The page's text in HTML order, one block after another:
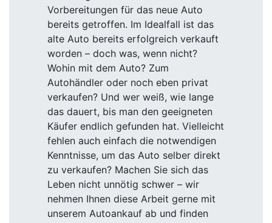
Vorbereitungen für das neue Auto
bereits getroffen. Im Idealfall ist das
alte Auto bereits erfolgreich verkauft
worden – doch was, wenn nicht?
Wohin mit dem Auto? Zum
Autohändler oder noch eben privat
verkaufen? Und wer weiß, wie lange
das dauert, bis man den geeigneten
Käufer endlich gefunden hat. Vielleicht
fehlen auch einfach die notwendigen
Kenntnisse, um das Auto selber direkt
zu verkaufen? Machen Sie sich das
Leben nicht unnötig schwer – wir
nehmen Ihnen diese Arbeit gerne mit
unserem Autoankauf ab und finden